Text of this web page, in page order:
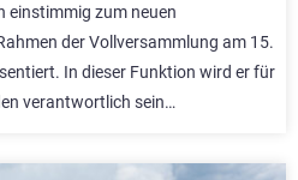
einstimmig zum neuen
der Vollversammlung am 15.
In dieser Funktion wird er für
verantwortlich sein…